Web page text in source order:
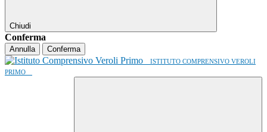
Chiudi
Conferma
Annulla Conferma
ISTITUTO COMPRENSIVO VEROLI
PRIMO